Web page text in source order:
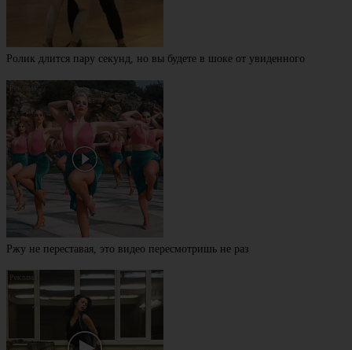
Ролик длится пару секунд, но вы будете в шоке от увиденного
Ржу не переставая, это видео пересмотришь не раз